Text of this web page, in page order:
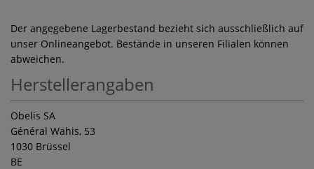
Der angegebene Lagerbestand bezieht sich ausschließlich auf
unser Onlineangebot. Bestände in unseren Filialen können
abweichen.
Herstellerangaben
Obelis SA
Général Wahis, 53
1030 Brüssel
BE